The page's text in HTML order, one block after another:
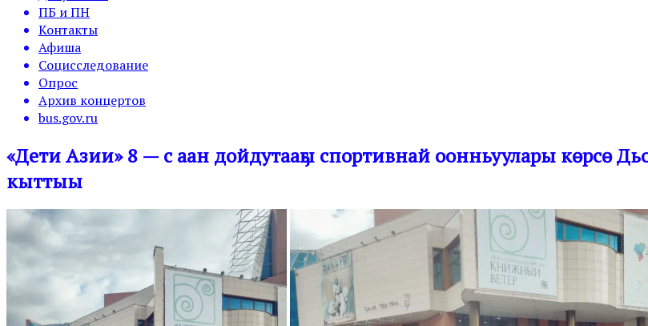
ПБ и ПН
Контакты
Афиша
Социсследование
Опрос
Архив концертов
bus.gov.ru
«Дети Азии» 8 — с аан дойдутааҕы спортивнай оонньуулары көрсө
кыттыы